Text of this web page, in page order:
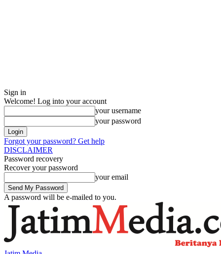
Sign in
Welcome! Log into your account
your username
your password
Forgot your password? Get help
DISCLAIMER
Password recovery
Recover your password
your email
A password will be e-mailed to you.